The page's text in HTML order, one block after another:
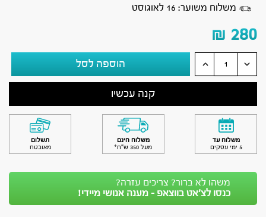
משלוח משוער: 16 לאוגוסט
₪ 280
הוספה לסל
קנה עכשיו
משלוח עד
5 ימי עסקים
משלוח חינם
מעל 350 ש״ח*
תשלום
מאובטח
משהו לא ברור? צריכים עזרה?
כנסו לצ’אט בווצאפ - מענה אנושי מיידי!